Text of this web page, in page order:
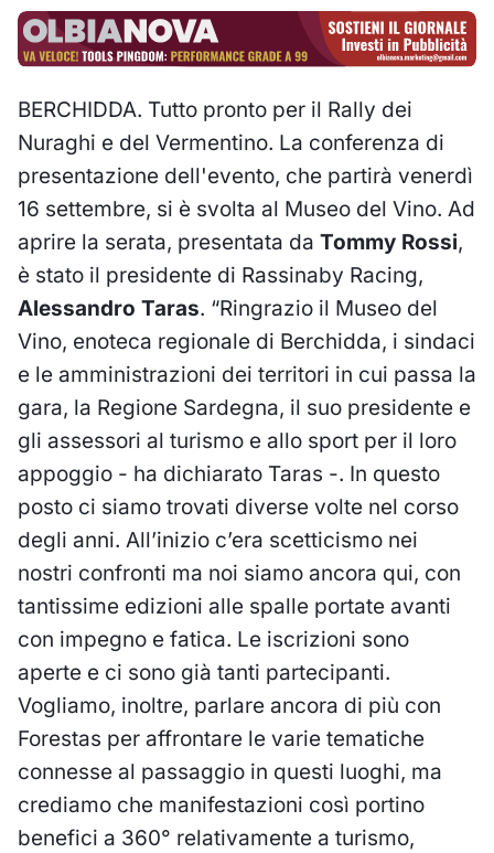
BERCHIDDA. Tutto pronto per il Rally dei
Nuraghi e del Vermentino. La conferenza di
presentazione dell'evento, che partirà venerdì
16 settembre, si è svolta al Museo del Vino. Ad
aprire la serata, presentata da Tommy Rossi,
è stato il presidente di Rassinaby Racing,
Alessandro Taras. “Ringrazio il Museo del
Vino, enoteca regionale di Berchidda, i sindaci
e le amministrazioni dei territori in cui passa la
gara, la Regione Sardegna, il suo presidente e
gli assessori al turismo e allo sport per il loro
appoggio - ha dichiarato Taras -. In questo
posto ci siamo trovati diverse volte nel corso
degli anni. All’inizio c’era scetticismo nei
nostri confronti ma noi siamo ancora qui, con
tantissime edizioni alle spalle portate avanti
con impegno e fatica. Le iscrizioni sono
aperte e ci sono già tanti partecipanti.
Vogliamo, inoltre, parlare ancora di più con
Forestas per affrontare le varie tematiche
connesse al passaggio in questi luoghi, ma
crediamo che manifestazioni così portino
benefici a 360° relativamente a turismo,